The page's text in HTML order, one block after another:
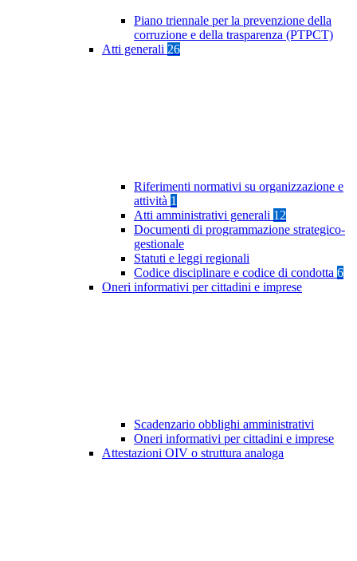
Piano triennale per la prevenzione della
corruzione e della trasparenza (PTPCT)
Atti generali 26
Riferimenti normativi su organizzazione e
attività 1
Atti amministrativi generali 12
Documenti di programmazione strategico-
gestionale
Statuti e leggi regionali
Codice disciplinare e codice di condotta 6
Oneri informativi per cittadini e imprese
Scadenzario obblighi amministrativi
Oneri informativi per cittadini e imprese
Attestazioni OIV o struttura analoga